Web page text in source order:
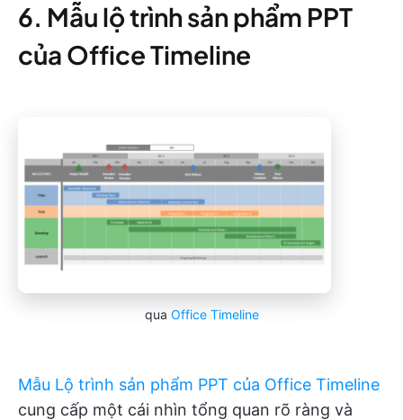
6. Mẫu lộ trình sản phẩm PPT
của Office Timeline
qua Office Timeline
Mẫu Lộ trình sản phẩm PPT của Office Timeline
cung cấp một cái nhìn tổng quan rõ ràng và